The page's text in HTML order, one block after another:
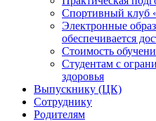
Спортивный клуб
Электронные
обеспечивается
Стоимость
Студентам с
здоровья
Выпускнику (ЦК)
Сотруднику
Родителям